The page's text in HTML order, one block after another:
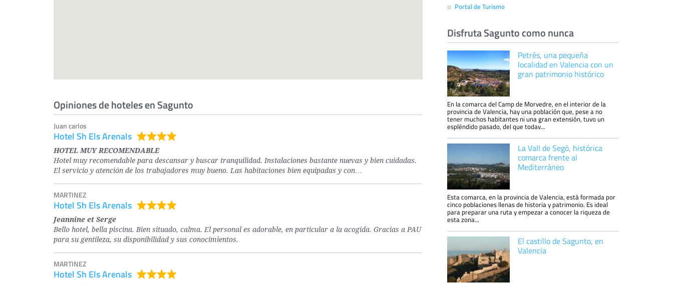
Opiniones de hoteles en Sagunto
Juan carlos
Hotel Sh Els Arenals
HOTEL MUY RECOMENDABLE
Hotel muy recomendable para descansar y buscar tranquilidad. Instalaciones bastante nuevas y bien cuidadas.
El servicio y atención de los trabajadores muy bueno. Las habitaciones bien equipadas y con…
MARTINEZ
Hotel Sh Els Arenals
Jeannine et Serge
Bello hotel, bella piscina. Bien situado, calma. El personal es adorable, en particular a la acogida. Gracias a PAU
para su gentileza, su disponibilidad y sus conocimientos.
MARTINEZ
Hotel Sh Els Arenals
Portal de Turismo
Disfruta Sagunto como nunca
Petrés, una pequeña
localidad en Valencia con un
gran patrimonio histórico
En la comarca del Camp de Morvedre, en el interior de la
provincia de Valencia, hay una población que, pese a no
tener muchos habitantes ni una gran extensión, tuvo un
espléndido pasado, del que todav...
La Vall de Segó, histórica
comarca frente al
Mediterráneo
Esta comarca, en la provincia de Valencia, está formada por
cinco poblaciones llenas de historia y patrimonio. Es ideal
para preparar una ruta y empezar a conocer la riqueza de
esta zona...
El castillo de Sagunto, en
Valencia